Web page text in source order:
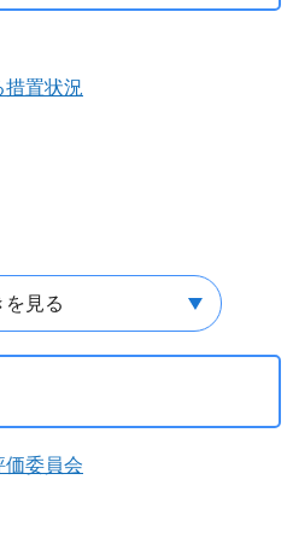
措置状況
を見る
価委員会